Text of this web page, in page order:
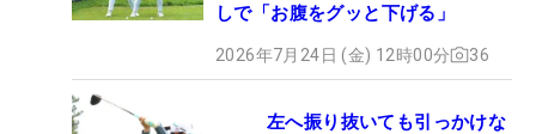
しで「お腹をグッと下げる」
2026年7月24日 (金) 12時00分 36
左へ振り抜いても引っかけな